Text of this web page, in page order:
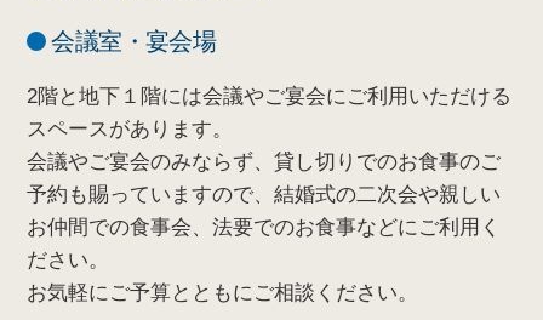
会議室・宴会場
2階と地下１階には会議やご宴会にご利用いただける
スペースがあります。
会議やご宴会のみならず、貸し切りでのお食事のご
予約も賜っていますので、結婚式の二次会や親しい
お仲間での食事会、法要でのお食事などにご利用く
ださい。
お気軽にご予算とともにご相談ください。